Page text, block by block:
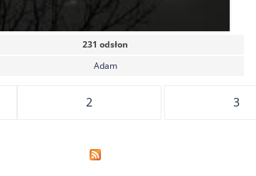
231 odsłon
Adam
2 3